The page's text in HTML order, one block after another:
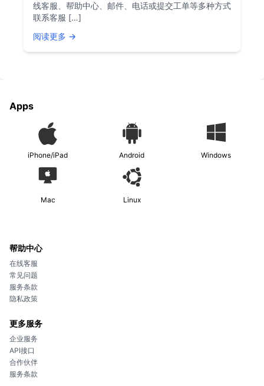
线客服、帮助中心、邮件、电话或提交工单等多种方式
联系客服 […]
阅读更多 →
Apps
iPhone/iPad Android Windows
Mac Linux
帮助中心
在线客服
常见问题
服务条款
隐私政策
更多服务
企业服务
API接口
合作伙伴
服务条款